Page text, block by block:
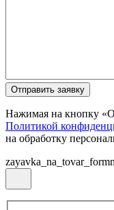
Нажимая на кнопку
Политикой
на обработку